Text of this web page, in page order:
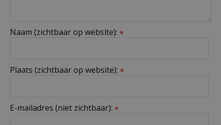
Naam (zichtbaar op website): *
Plaats (zichtbaar op website): *
E-mailadres (niet zichtbaar): *